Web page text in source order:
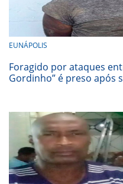
EUNÁPOLIS
Foragido por ataques
Gordinho” é preso após